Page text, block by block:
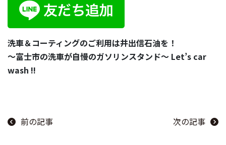
洗車＆コーティングのご利用は井出信石油を！
～富士市の洗車が自慢のガソリンスタンド～ Let’s car
wash !!
前の記事 次の記事